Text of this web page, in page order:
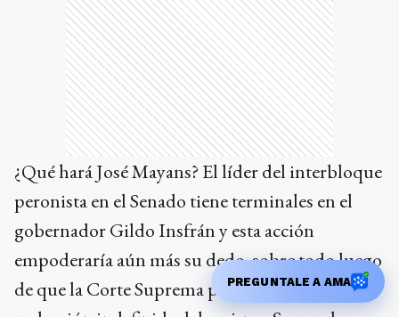
¿Qué hará José Mayans? El líder del interbloque
peronista en el Senado tiene terminales en el
gobernador Gildo Insfrán y esta acción
empoderaría aún más su dedo, sobre todo luego
de que la Corte Suprema pusiera reparos a la
PREGUNTALE A AMA